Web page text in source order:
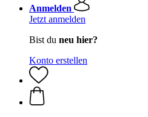
Anmelden
Jetzt anmelden
Bist du neu hier?
Konto erstellen